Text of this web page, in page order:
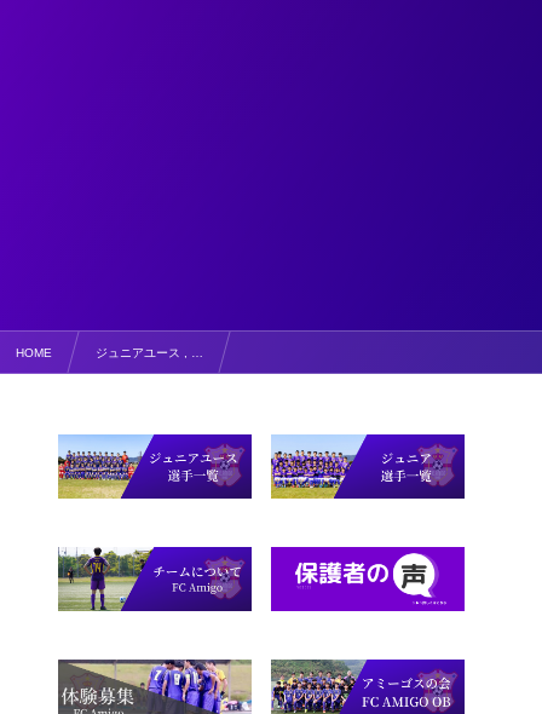
HOME ジュニアユース , …